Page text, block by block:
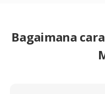
Bagaimana